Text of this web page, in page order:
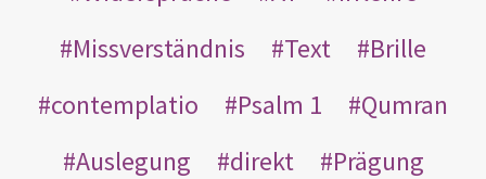
Missverständnis
Text
Brille
contemplatio
Psalm 1
Qumran
Auslegung
direkt
Prägung